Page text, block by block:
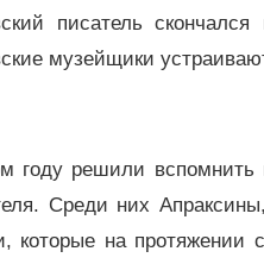
писатель
музейщики
году решили вспомнить
Среди них
которые на протяжении